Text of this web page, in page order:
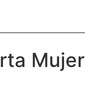
Mujer